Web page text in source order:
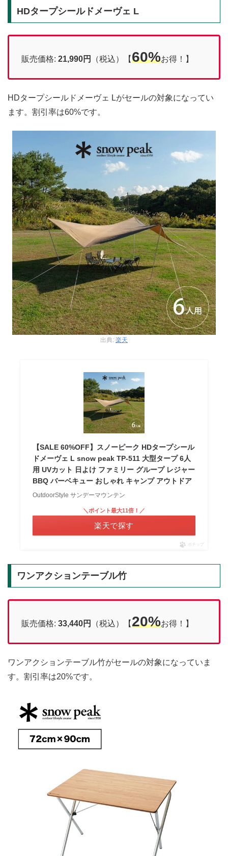
HDタープシールドメーヴェ L
販売価格: 21,990円 （税込）【60%お得！】
HDタープシールドメーヴェ Lがセールの対象になってい
ます。割引率は60%です。
出典: 楽天
【SALE 60%OFF】スノーピーク HDタープシール
ドメーヴェ L snow peak TP-511 大型タープ 6人
用 UVカット 日よけ ファミリー グループ レジャー
BBQ バーベキュー おしゃれ キャンプ アウトドア
OutdoorStyle サンデーマウンテン
＼ポイント最大11倍！／
楽天で探す
ポチップ
ワンアクションテーブル竹
販売価格: 33,440円 （税込）【20%お得！】
ワンアクションテーブル竹がセールの対象になっていま
す。割引率は20%です。